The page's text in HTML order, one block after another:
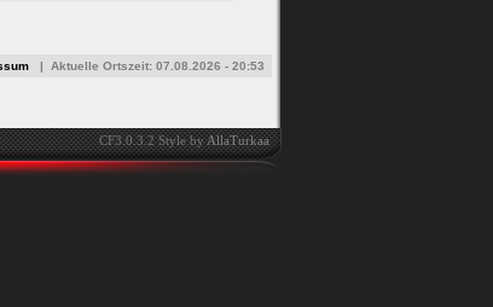
| Aktuelle Ortszeit: 07.08.2026 - 20:53
CF3.0.3.2 Style byAllaTurkaa